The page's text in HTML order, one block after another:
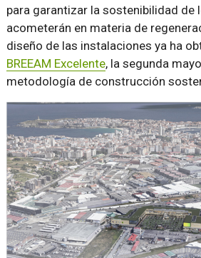
para garantizar la sostenibilidad de
acometerán en materia de
diseño de las instalaciones ya ha
BREEAM Excelente, la segunda
metodología de construcción